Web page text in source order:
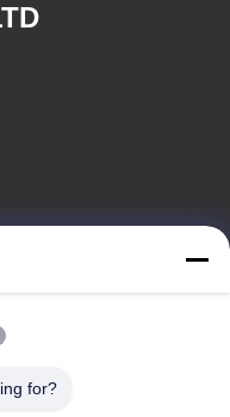
de Huashan, district de
for?